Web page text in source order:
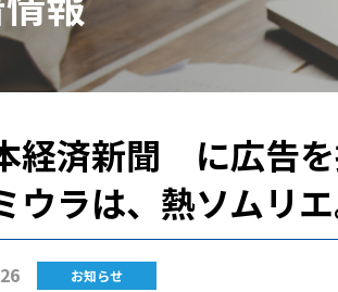
経済新聞 に広告を
ウラは、熱ソムリ
お知らせ